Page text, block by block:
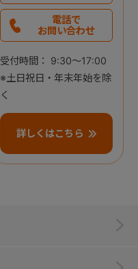
電話で
お問い合わせ
受付時間： 9:30～17:00
※土日祝日・年末年始を除
く
詳しくはこちら